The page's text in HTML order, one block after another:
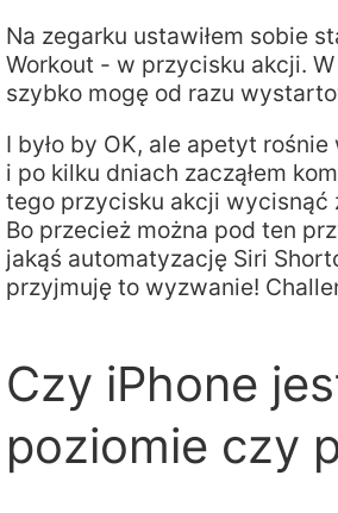
Na zegarku ustawiłem sobie
Workout - w przycisku akcji.
szybko mogę od razu
I było by OK, ale apetyt
i po kilku dniach zacząłem
tego przycisku akcji wycisnąć
Bo przecież można pod ten
jakąś automatyzację Siri
przyjmuję to wyzwanie!
Czy iPhone
poziomie czy